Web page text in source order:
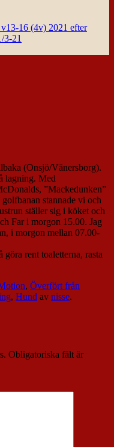
16 (4v) 2021 efter
3-21
(Onsjö/Vänersborg).
lagning. Med
”Mackedunken”
stannade vi och
ställer sig i köket och
Far i morgon 15.00. Jag
i morgon mellan 07.00-
rent toaletterna, rasta
, Överfört från
, Hund av nisse.
Obligatoriska fält är